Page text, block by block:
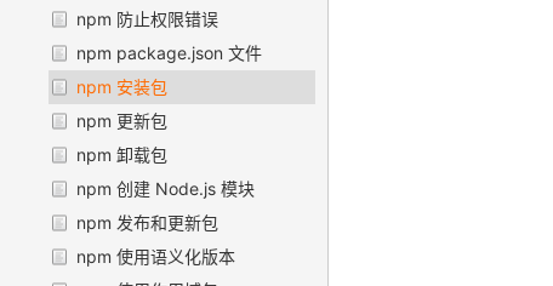
npm 防止权限错误
npm package.json 文件
npm 安装包
npm 更新包
npm 卸载包
npm 创建 Node.js 模块
npm 发布和更新包
npm 使用语义化版本